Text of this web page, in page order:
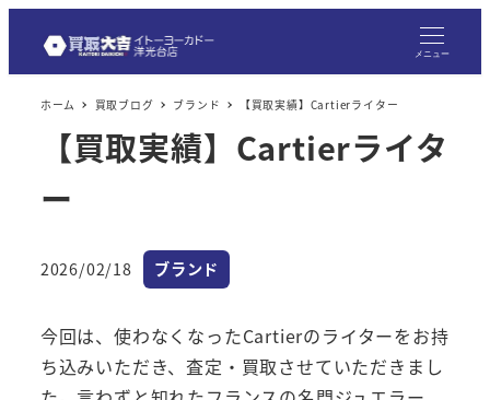
メニュー
ホーム 買取ブログ ブランド 【買取実績】Cartierライター
【買取実績】Cartierライタ
ー
投稿日
2026/02/18 カテゴリー
ブランド
今回は、使わなくなったCartierのライターをお持
ち込みいただき、査定・買取させていただきまし